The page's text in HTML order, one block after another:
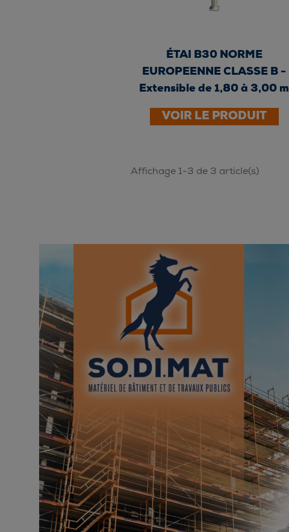
ÉTAI B30 NORME
EUROPEENNE CLASSE B -
Extensible de 1,80 à 3,00 m
-...
VOIR LE PRODUIT
Affichage 1-3 de 3 article(s)